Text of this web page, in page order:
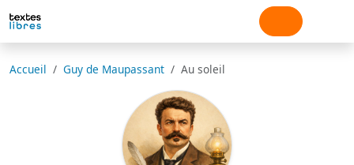
Accueil Guy de Maupassant Au soleil